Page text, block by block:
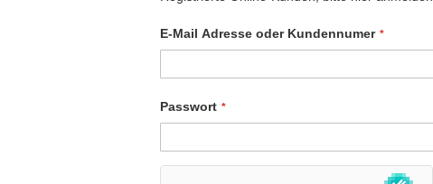
E-Mail Adresse oder Kundennumer
Passwort